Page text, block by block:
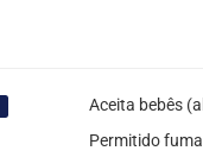
Aceita bebês
Permitido